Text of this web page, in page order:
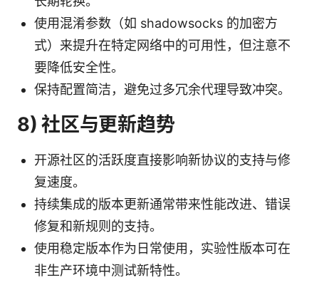
使用混淆参数（如 shadowsocks 的加密方
式）来提升在特定网络中的可用性，但注意不
要降低安全性。
保持配置简洁，避免过多冗余代理导致冲突。
8) 社区与更新趋势
开源社区的活跃度直接影响新协议的支持与修
复速度。
持续集成的版本更新通常带来性能改进、错误
修复和新规则的支持。
使用稳定版本作为日常使用，实验性版本可在
非生产环境中测试新特性。